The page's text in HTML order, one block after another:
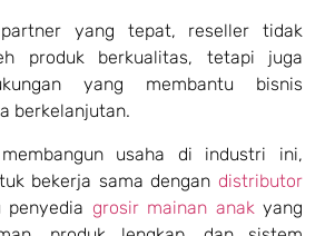
yang tepat, reseller tidak
produk berkualitas, tetapi juga
yang membantu bisnis
berkelanjutan.
usaha di industri ini,
bekerja sama dengan distributor
penyedia grosir mainan anak yang